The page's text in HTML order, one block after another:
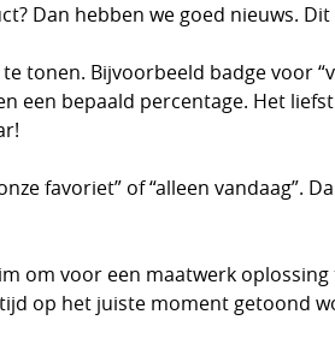
Dan hebben we goed nieuws.
Bijvoorbeeld badge voor
een bepaald percentage. Het
favoriet” of “alleen vandaag”.
om voor een maatwerk
op het juiste moment getoond